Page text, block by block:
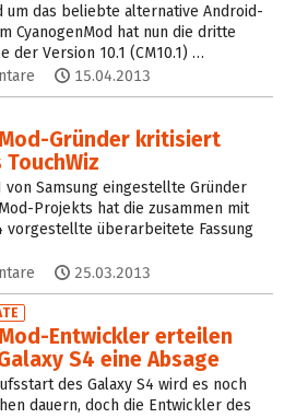
um das beliebte alternative Android-
CyanogenMod hat nun die dritte
der Version 10.1 (CM10.1) …
15.04.2013
Gründer kritisiert
von Samsung eingestellte Gründer
Projekts hat die zusammen mit
vorgestellte überarbeitete Fassung
25.03.2013
Entwickler erteilen
S4 eine Absage
des Galaxy S4 wird es noch
dauern, doch die Entwickler des